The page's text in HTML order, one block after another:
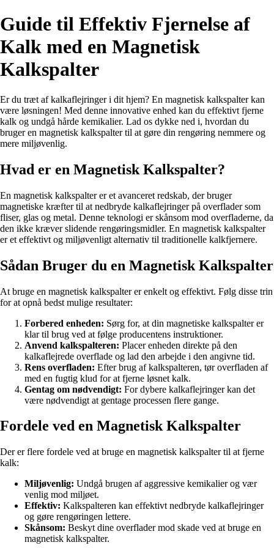
Guide til Effektiv Fjernelse af
Kalk med en Magnetisk
Kalkspalter
Er du træt af kalkaflejringer i dit hjem? En magnetisk kalkspalter kan
være løsningen! Med denne innovative enhed kan du effektivt fjerne
kalk og undgå hårde kemikalier. Lad os dykke ned i, hvordan du
bruger en magnetisk kalkspalter til at gøre din rengøring nemmere og
mere miljøvenlig.
Hvad er en Magnetisk Kalkspalter?
En magnetisk kalkspalter er et avanceret redskab, der bruger
magnetiske kræfter til at nedbryde kalkaflejringer på overflader som
fliser, glas og metal. Denne teknologi er skånsom mod overfladerne, da
den ikke kræver slidende rengøringsmidler. En magnetisk kalkspalter
er et effektivt og miljøvenligt alternativ til traditionelle kalkfjernere.
Sådan Bruger du en Magnetisk Kalkspalter
At bruge en magnetisk kalkspalter er enkelt og effektivt. Følg disse trin
for at opnå bedst mulige resultater:
Forbered enheden: Sørg for, at din magnetiske kalkspalter er
klar til brug ved at følge producentens instruktioner.
Anvend kalkspalteren: Placer enheden direkte på den
kalkaflejrede overflade og lad den arbejde i den angivne tid.
Rens overfladen: Efter brug af kalkspalteren, tør overfladen af
med en fugtig klud for at fjerne løsnet kalk.
Gentag om nødvendigt: For dybere kalkaflejringer kan det
være nødvendigt at gentage processen flere gange.
Fordele ved en Magnetisk Kalkspalter
Der er flere fordele ved at bruge en magnetisk kalkspalter til at fjerne
kalk:
Miljøvenlig: Undgå brugen af aggressive kemikalier og vær
venlig mod miljøet.
Effektiv: Kalkspalteren kan effektivt nedbryde kalkaflejringer
og gøre rengøringen lettere.
Skånsom: Beskyt dine overflader mod skade ved at bruge en
magnetisk kalkspalter.